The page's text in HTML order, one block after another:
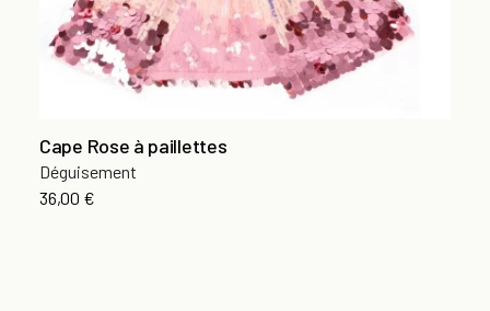
Cape Rose à paillettes
Déguisement
36,00 €